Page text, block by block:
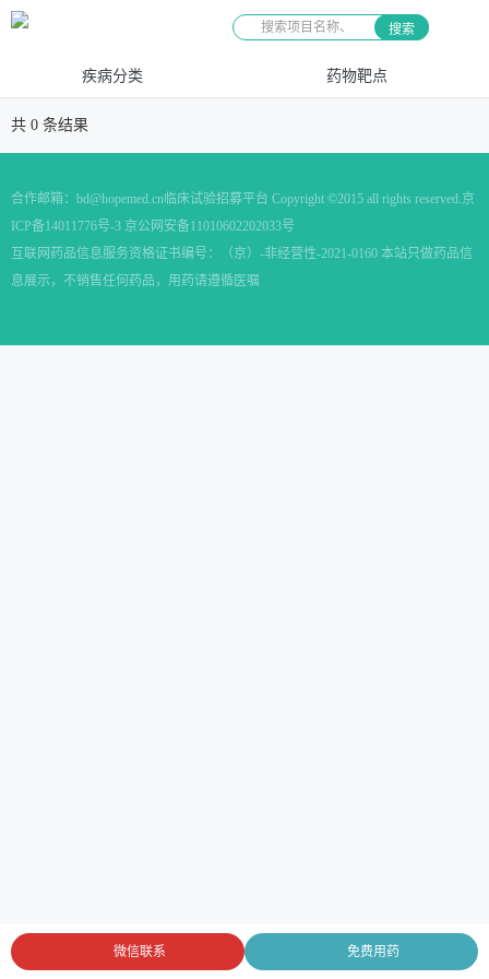
搜索
疾病分类 药物靶点
共 0 条结果
合作邮箱： bd@hopemed.cn临床试验招募平台 Copyright ©2015 all rights reserved.京
ICP备14011776号-3 京公网安备11010602202033号
互联网药品信息服务资格证书编号：（京）-非经营性-2021-0160 本站只做药品信
息展示，不销售任何药品，用药请遵循医嘱
微信联系 免费用药